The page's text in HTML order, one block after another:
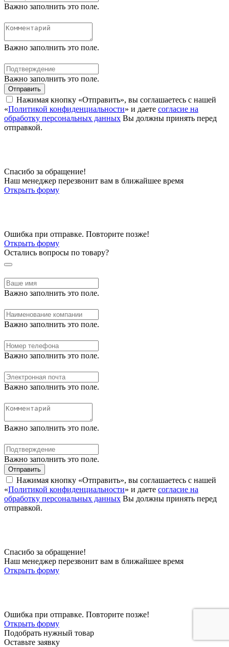
Важно заполнить это поле.
Важно заполнить это поле.
Важно заполнить это поле.
Отправить
Нажимая кнопку «Отправить», вы соглашаетесь с нашей
«Политикой конфиденциальности» и даете согласие на
обработку персональных данных Вы должны принять перед
отправкой.
Спасибо за обращение!
Наш менеджер перезвонит вам в ближайшее время
Открыть форму
Ошибка при отправке. Повторите позже!
Открыть форму
Остались вопросы по товару?
Важно заполнить это поле.
Важно заполнить это поле.
Важно заполнить это поле.
Важно заполнить это поле.
Важно заполнить это поле.
Важно заполнить это поле.
Отправить
Нажимая кнопку «Отправить», вы соглашаетесь с нашей
«Политикой конфиденциальности» и даете согласие на
обработку персональных данных Вы должны принять перед
отправкой.
Спасибо за обращение!
Наш менеджер перезвонит вам в ближайшее время
Открыть форму
Ошибка при отправке. Повторите позже!
Открыть форму
Подобрать нужный товар
Оставьте заявку